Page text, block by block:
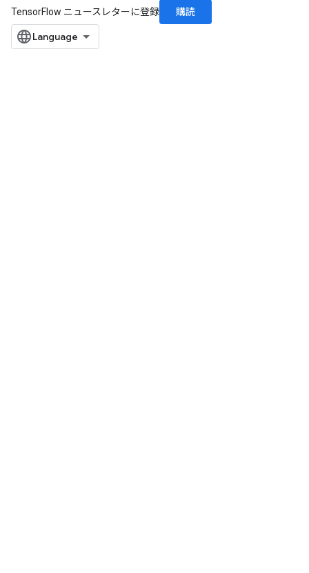
TensorFlow ニュースレターに登録
購読